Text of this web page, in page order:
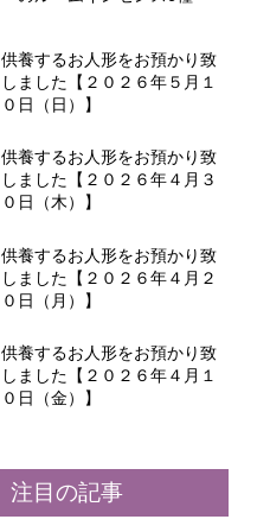
供養するお人形をお預かり致
しました【２０２６年５月１
０日（日）】
供養するお人形をお預かり致
しました【２０２６年４月３
０日（木）】
供養するお人形をお預かり致
しました【２０２６年４月２
０日（月）】
供養するお人形をお預かり致
しました【２０２６年４月１
０日（金）】
注目の記事